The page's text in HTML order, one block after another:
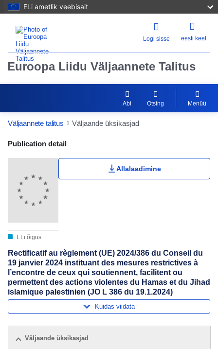
ELi ametlik veebisait
Logi sisse eesti keel
Euroopa Liidu Väljaannete Talitus
Abi Otsing Menüü
Väljaannete talitus Väljaande üksikasjad
Publication Detail Actions Portlet
Publication detail
ELi õigus
Allalaadimine
Rectificatif au règlement (UE) 2024/386 du Conseil du
19 janvier 2024 instituant des mesures restrictives à
l’encontre de ceux qui soutiennent, facilitent ou
permettent des actions violentes du Hamas et du Jihad
islamique palestinien (JO L 386 du 19.1.2024)
Kuidas viidata
Väljaande üksikasjad